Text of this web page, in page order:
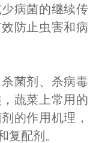
病菌的继续传
防止虫害和病
菌剂、杀病毒
蔬菜上常用的
的作用机理，
复配剂。